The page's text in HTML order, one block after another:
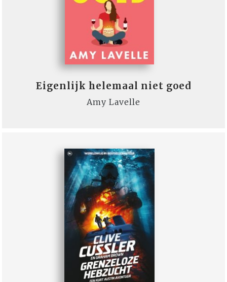
Eigenlijk helemaal niet goed
Amy Lavelle